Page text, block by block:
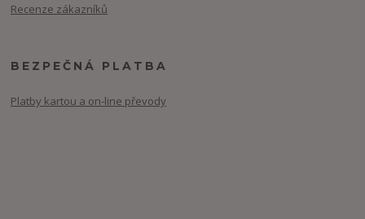
Recenze zákazníků
BEZPEČNÁ PLATBA
Platby kartou a on-line převody